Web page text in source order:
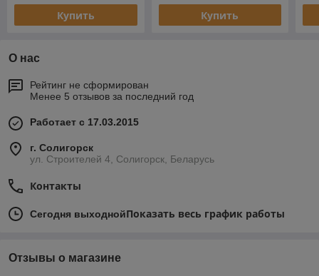
Купить Купить
О нас
Рейтинг не сформирован
Менее 5 отзывов за последний год
Работает с 17.03.2015
г. Солигорск
ул. Строителей 4, Солигорск, Беларусь
Контакты
Сегодня выходнойПоказать весь график работы
Отзывы о магазине